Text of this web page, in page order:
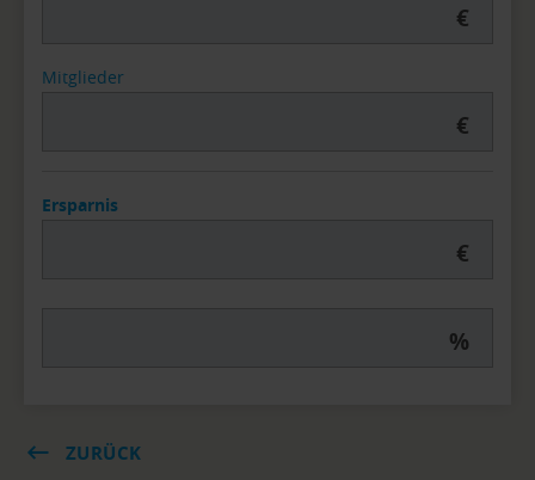
€
Mitglieder
€
Ersparnis
€
%
ZURÜCK